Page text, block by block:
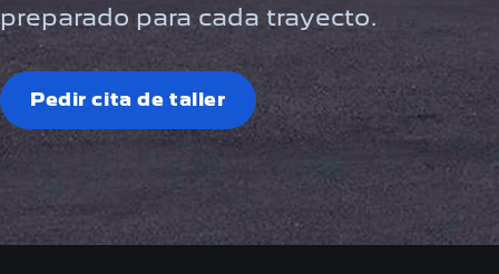
preparado para cada trayecto.
Pedir cita de taller